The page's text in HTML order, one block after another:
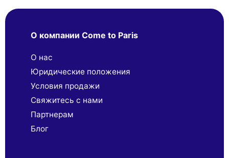
О компании Come to Paris
О нас
Юридические положения
Условия продажи
Свяжитесь с нами
Партнерaм
Блог